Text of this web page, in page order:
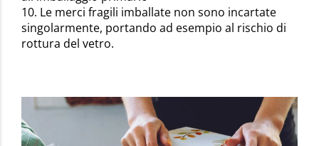
10. Le merci fragili imballate non sono incartate
singolarmente, portando ad esempio al rischio di
rottura del vetro.